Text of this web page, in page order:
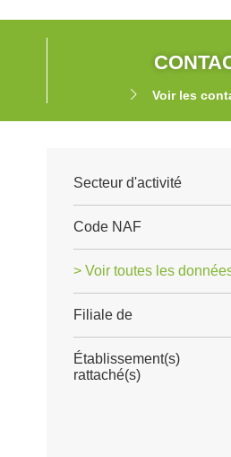
Voir les
Secteur d'activité
Code NAF
> Voir toutes les
Filiale de
Établissement(s)
rattaché(s)